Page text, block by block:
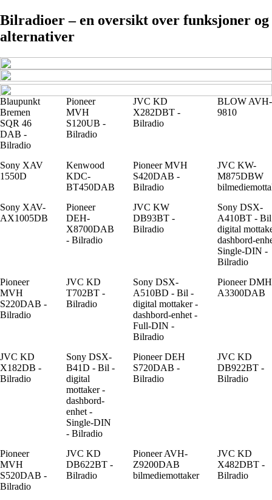
Bilradioer – en oversikt over funksjoner og
alternativer
Blaupunkt
Bremen
SQR 46
DAB -
Bilradio
Pioneer
MVH
S120UB -
Bilradio
JVC KD
X282DBT -
Bilradio
BLOW AVH-
9810
Sony XAV
1550D
Kenwood
KDC-
BT450DAB
Pioneer MVH
S420DAB -
Bilradio
JVC KW-
M875DBW
Sony XAV-
AX1005DB
Pioneer
DEH-
X8700DAB
- Bilradio
JVC KW
DB93BT -
Bilradio
Sony DSX-
A410BT -
digital
dashbord-
Single-DIN -
Bilradio
Pioneer
MVH
S220DAB -
Bilradio
JVC KD
T702BT -
Bilradio
Sony DSX-
A510BD - Bil -
digital mottaker -
dashbord-enhet -
Full-DIN -
Bilradio
Pioneer DMH
A3300DAB
JVC KD
X182DB -
Bilradio
Sony DSX-
B41D - Bil -
digital
mottaker -
dashbord-
enhet -
Single-DIN
- Bilradio
Pioneer DEH
S720DAB -
Bilradio
JVC KD
DB922BT -
Bilradio
Pioneer
MVH
S520DAB -
Bilradio
JVC KD
DB622BT -
Bilradio
Pioneer AVH-
Z9200DAB
bilmediemottaker
JVC KD
X482DBT -
Bilradio